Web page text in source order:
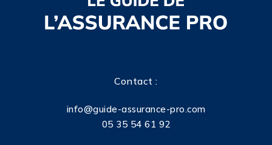
Contact :
info@guide-assurance-pro.com
05 35 54 61 92